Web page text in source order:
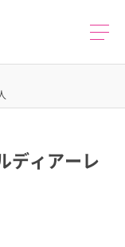
ディアーレ